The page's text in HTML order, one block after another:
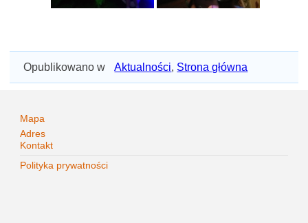
Opublikowano w Aktualności, Strona główna
Mapa
Adres
Kontakt
Polityka prywatności